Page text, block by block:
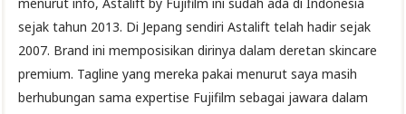
sejak tahun 2013. Di Jepang sendiri Astalift telah hadir sejak
2007. Brand ini memposisikan dirinya dalam deretan skincare
premium. Tagline yang mereka pakai menurut saya masih
berhubungan sama expertise Fujifilm sebagai jawara dalam